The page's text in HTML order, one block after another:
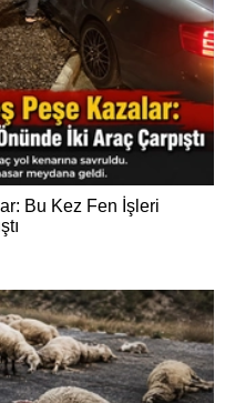
Bu Kez Fen İşleri